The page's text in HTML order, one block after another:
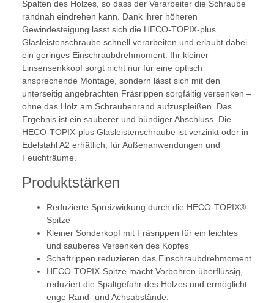
Spalten des Holzes, so dass der Verarbeiter die Schraube
randnah eindrehen kann. Dank ihrer höheren
Gewindesteigung lässt sich die HECO-TOPIX-plus
Glasleistenschraube schnell verarbeiten und erlaubt dabei
ein geringes Einschraubdrehmoment. Ihr kleiner
Linsensenkkopf sorgt nicht nur für eine optisch
ansprechende Montage, sondern lässt sich mit den
unterseitig angebrachten Fräsrippen sorgfältig versenken –
ohne das Holz am Schraubenrand aufzuspleißen. Das
Ergebnis ist ein sauberer und bündiger Abschluss. Die
HECO-TOPIX-plus Glasleistenschraube ist verzinkt oder in
Edelstahl A2 erhätlich, für Außenanwendungen und
Feuchträume.
Produktstärken
Reduzierte Spreizwirkung durch die HECO-TOPIX®-
Spitze
Kleiner Sonderkopf mit Fräsrippen für ein leichtes
und sauberes Versenken des Kopfes
Schaftrippen reduzieren das Einschraubdrehmoment
HECO-TOPIX-Spitze macht Vorbohren überflüssig,
reduziert die Spaltgefahr des Holzes und ermöglicht
enge Rand- und Achsabstände.